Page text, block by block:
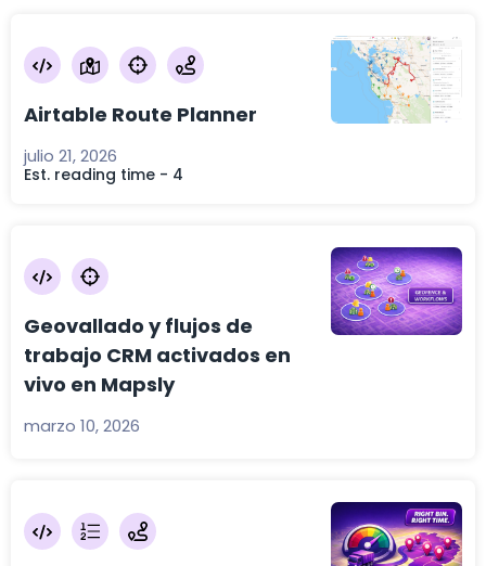
Airtable Route Planner
julio 21, 2026
Est. reading time - 4
Geovallado y flujos de
trabajo CRM activados en
vivo en Mapsly
marzo 10, 2026